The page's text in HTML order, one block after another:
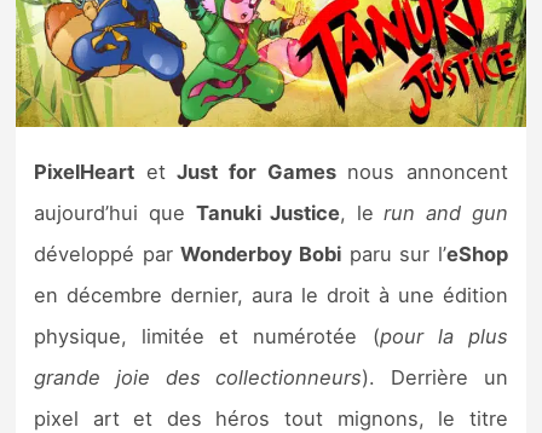
Rumeurs
Nintendo Direct
Tests et previews
Tests de jeux
Tests d’accessoires
Autres tests
Previews
PixelHeart etJust for Gamesnous annoncent
aujourd’hui que Tanuki Justice, lerun and gun
développé parWonderboy Bobi paru sur l’eShop
en décembre dernier, aura le droit à une édition
physique, limitée et numérotée (pour la plus
grande joie des collectionneurs). Derrière un
pixel art et des héros tout mignons, le titre